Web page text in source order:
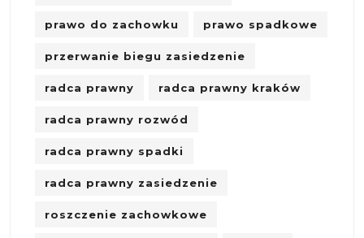
prawo do zachowku prawo spadkowe
przerwanie biegu zasiedzenie
radca prawny radca prawny kraków
radca prawny rozwód
radca prawny spadki
radca prawny zasiedzenie
roszczenie zachowkowe